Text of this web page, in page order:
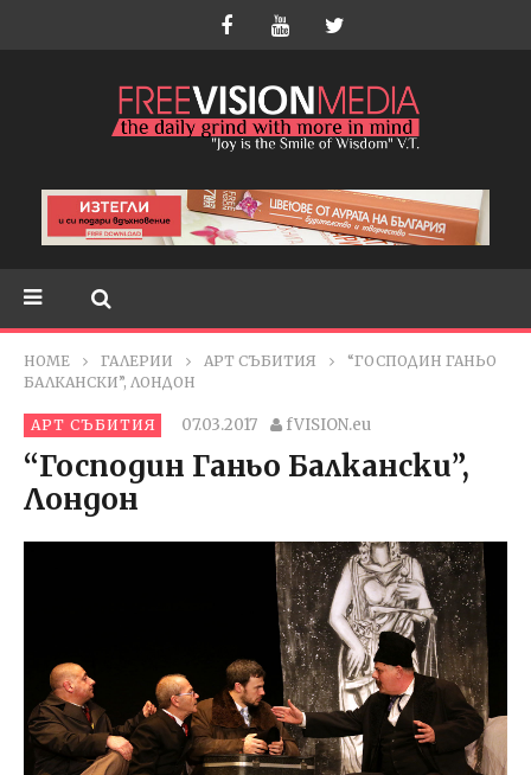
HOME ГАЛЕРИИ АРТ СЪБИТИЯ
“ГОСПОДИН ГАНЬО
БАЛКАНСКИ”, ЛОНДОН
АРТ СЪБИТИЯ 07.03.2017 fVISION.eu
“Господин Ганьо Балкански”,
Лондон